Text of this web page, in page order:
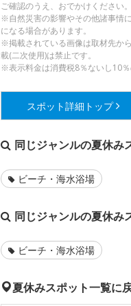
ご確認のうえ、おでかけください。
※自然災害の影響やその他諸事情
になる場合があります。
※掲載されている画像は取材先か
載(二次使用)は禁止です。
※表示料金は消費税8％ないし10％
スポット詳細 トップ
同じジャンルの夏休み
ビーチ・海水浴場
同じジャンルの夏休み
ビーチ・海水浴場
夏休みスポット一覧に